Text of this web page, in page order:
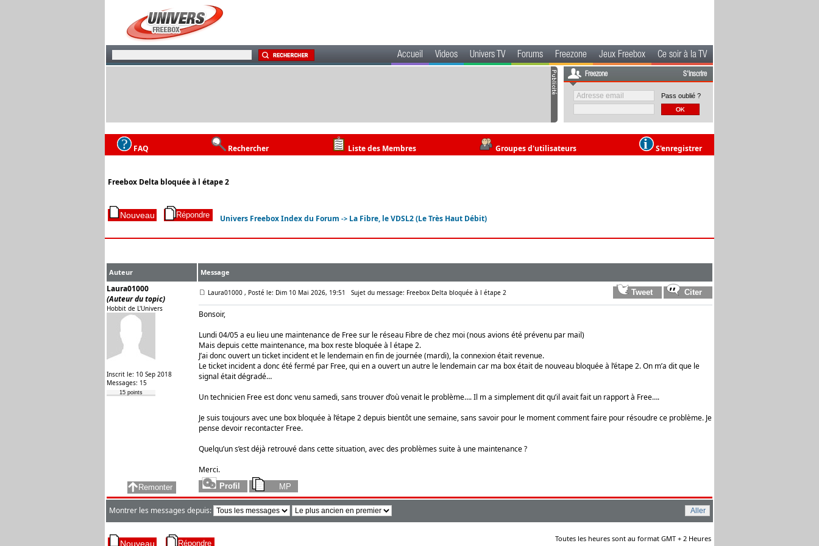
Accueil Videos Univers TV Forums Freezone Jeux Freebox Ce soir à la TV
Freezone S'inscrire
Pass oublié ?
FAQ Rechercher Liste des Membres Groupes d'utilisateurs S'enregistrer
Freebox Delta bloquée à l étape 2
Univers Freebox Index du Forum -> La Fibre, le VDSL2 (Le Très Haut Débit)
Auteur Message
Laura01000
(Auteur du topic)
Hobbit de L'Univers
Inscrit le: 10 Sep 2018
Messages: 15
15 points
Laura01000 , Posté le: Dim 10 Mai 2026, 19:51 Sujet du message: Freebox Delta bloquée à l étape 2
Bonsoir,
Lundi 04/05 a eu lieu une maintenance de Free sur le réseau Fibre de chez moi (nous avions été prévenu par mail)
Mais depuis cette maintenance, ma box reste bloquée à l étape 2.
J’ai donc ouvert un ticket incident et le lendemain en fin de journée (mardi), la connexion était revenue.
Le ticket incident a donc été fermé par Free, qui en a ouvert un autre le lendemain car ma box était de nouveau bloquée à l’étape 2. On m’a dit que le
signal était dégradé…
Un technicien Free est donc venu samedi, sans trouver d’où venait le problème…. Il m a simplement dit qu’il avait fait un rapport à Free….
Je suis toujours avec une box bloquée à l’étape 2 depuis bientôt une semaine, sans savoir pour le moment comment faire pour résoudre ce problème. Je
pense devoir recontacter Free.
Quelqu’un s’est déjà retrouvé dans cette situation, avec des problèmes suite à une maintenance ?
Merci.
Montrer les messages depuis:
Toutes les heures sont au format GMT + 2 Heures